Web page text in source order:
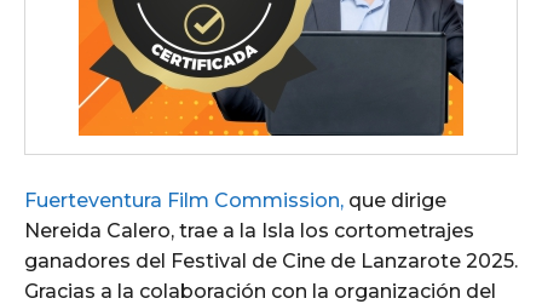
Fuerteventura Film Commission, que dirige
Nereida Calero, trae a la Isla los cortometrajes
ganadores del Festival de Cine de Lanzarote 2025.
Gracias a la colaboración con la organización del